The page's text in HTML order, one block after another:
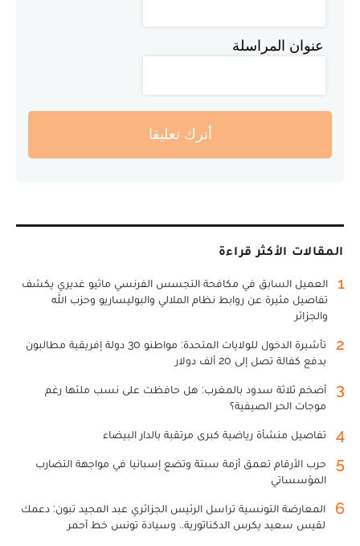
عنوان المراسلة
أترك تعليقا
المقالات الأكثر قراءة
1
العميل السابق في مكافحة التجسس الفرنسي ماثيو غديري يكشف
تفاصيل مثيرة عن روابط نظام الملالي والبوليساريو وحزب الله
والجزائر
2
تأشيرة الدخول للولايات المتحدة: مواطنو 30 دولة إفريقية مطالبون
بدفع كفالة تصل إلى 20 ألف دولار
3
أضخم ثلاثة سدود بالمغرب: هل حافظت على نسب ملئها رغم
موجات الحر الصيفية؟
4 تفاصيل منشأة رياضية كبرى مرتقبة بالدار البيضاء
5
حرب الأرقام تعمق أزمة سبتة وتضع إسبانيا في مواجهة التضارب
المؤسساتي
6
المعارضة التونسية تراسل الرئيس الجزائري عبد المجيد تبون: دعمك
لقيس سعيد يكرس الدكتاتورية.. وسيادة تونس خط أحمر